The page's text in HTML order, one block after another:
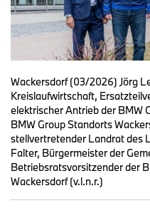
Wackersdorf (03/2026) Jörg
Kreislaufwirtschaft,
elektrischer Antrieb der BMW
BMW Group Standorts
stellvertretender Landrat des
Falter, Bürgermeister der
Betriebsratsvorsitzender der
Wackersdorf (v.l.n.r.)